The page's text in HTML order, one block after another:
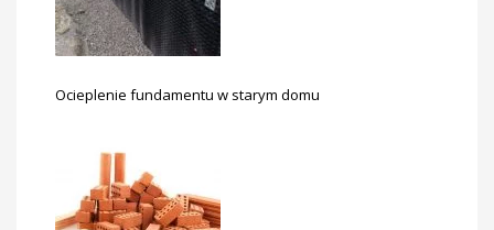
Ocieplenie fundamentu w starym domu